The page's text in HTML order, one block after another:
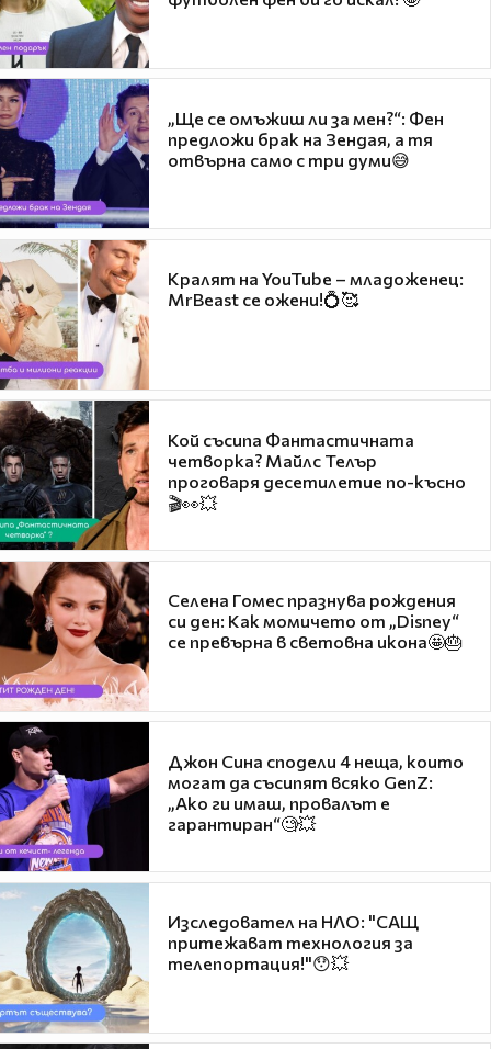
„Ще се омъжиш ли за мен?“: Фен
предложи брак на Зендая, а тя
отвърна само с три думи😅
Кралят на YouTube – младоженец:
MrBeast се ожени!💍🥰
Кой съсипа Фантастичната
четворка? Майлс Телър
проговаря десетилетие по-късно
🎬👀💥
Селена Гомес празнува рождения
си ден: Как момичето от „Disney“
се превърна в световна икона🤩🎂
Джон Сина сподели 4 неща, които
могат да съсипят всяко GenZ:
„Ако ги имаш, провалът е
гарантиран“🧐💥
Изследовател на НЛО: "САЩ
притежават технология за
телепортация!"😯💥